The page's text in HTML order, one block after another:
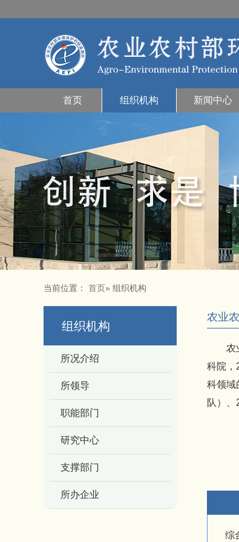
首页 组织机构 新闻中心
当前位置： 首页» 组织机构
组织机构
所况介绍
所领导
职能部门
研究中心
支撑部门
所办企业
农业
农业
科院，
科领域
队）、
综